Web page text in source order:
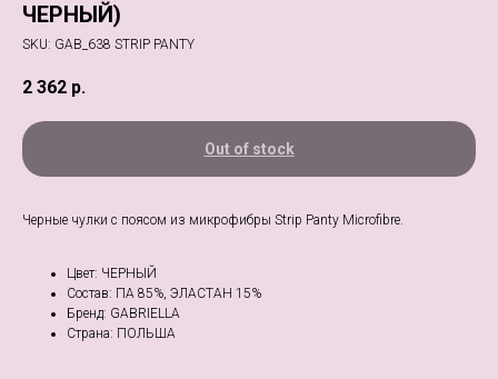
ЧЕРНЫЙ)
SKU: GAB_638 STRIP PANTY
2 362 р.
Out of stock
Черные чулки с поясом из микрофибры Strip Panty Microfibre.
Цвет: ЧЕРНЫЙ
Состав: ПА 85%, ЭЛАСТАН 15%
Бренд: GABRIELLA
Страна: ПОЛЬША